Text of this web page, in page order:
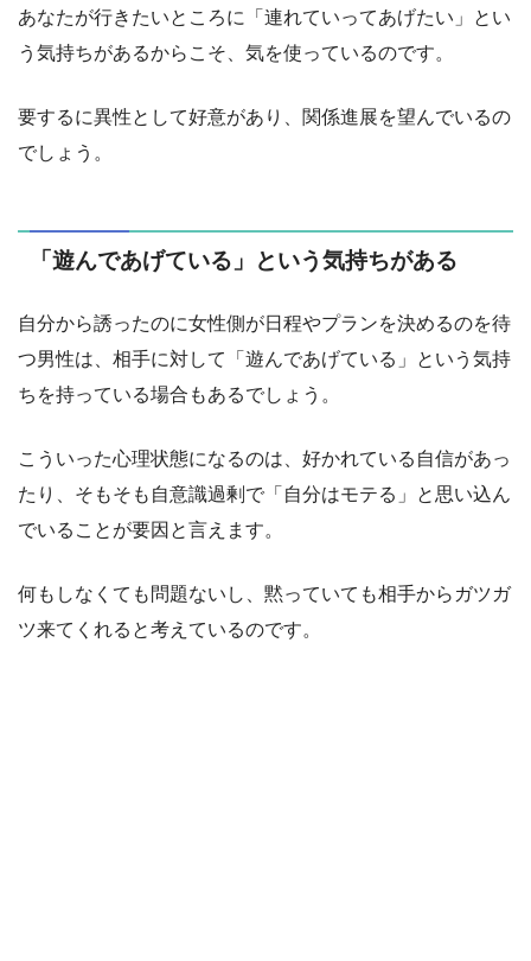
あなたが行きたいところに「連れていってあげたい」とい
う気持ちがあるからこそ、気を使っているのです。
要するに異性として好意があり、関係進展を望んでいるの
でしょう。
「遊んであげている」という気持ちがある
自分から誘ったのに女性側が日程やプランを決めるのを待
つ男性は、相手に対して「遊んであげている」という気持
ちを持っている場合もあるでしょう。
こういった心理状態になるのは、好かれている自信があっ
たり、そもそも自意識過剰で「自分はモテる」と思い込ん
でいることが要因と言えます。
何もしなくても問題ないし、黙っていても相手からガツガ
ツ来てくれると考えているのです。